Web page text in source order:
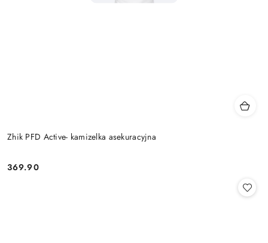
Zhik PFD Active- kamizelka asekuracyjna
Cena:
369.90